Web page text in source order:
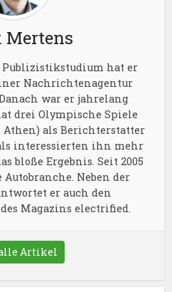
Mertens
Publizistikstudium hat er
Nachrichtenagentur
war er jahrelang
drei Olympische Spiele
Athen) als Berichterstatter
interessierten ihn mehr
bloße Ergebnis. Seit 2005
Neben der
er auch den
Magazins electrified.
Artikel